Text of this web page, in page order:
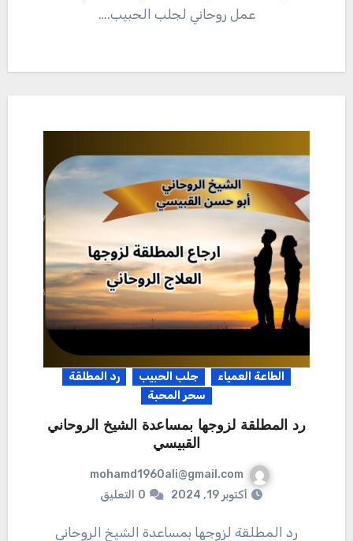
عمل روحاني لجلب الحبيب.…
الطاعة العمياء جلب الحبيب
رد المطلقة
سحر المحبة
رد المطلقة لزوجها بمساعدة الشيخ الروحاني
القبيسي
mohamd1960ali@gmail.com
أكتوبر 19, 2024
0 التعليق
رد المطلقة لزوجها بمساعدة الشيخ الروحاني